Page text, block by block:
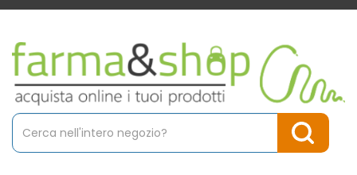
Passa
contenuto
principale
Farmacia
Massaro
Cerca
Prodotto
Cerca